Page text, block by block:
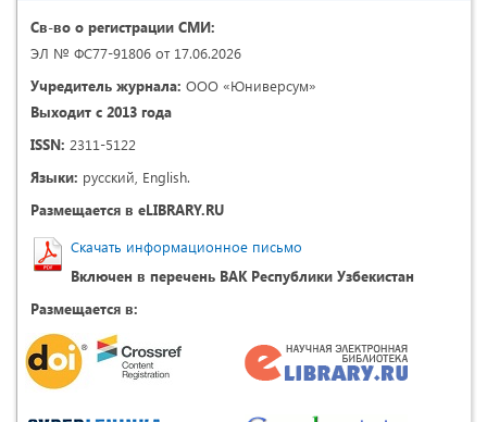
Св-во о регистрации СМИ:
ЭЛ № ФС77-91806 от 17.06.2026
Учредитель журнала: ООО «Юниверсум»
Выходит с 2013 года
ISSN: 2311-5122
Языки: русский, English.
Размещается в eLIBRARY.RU
Скачать информационное письмо
Включен в перечень ВАК Республики Узбекистан
Размещается в: